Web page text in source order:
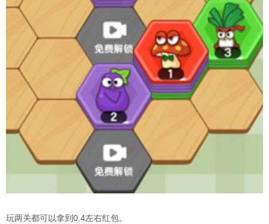
玩两关都可以拿到0.4左右红包。